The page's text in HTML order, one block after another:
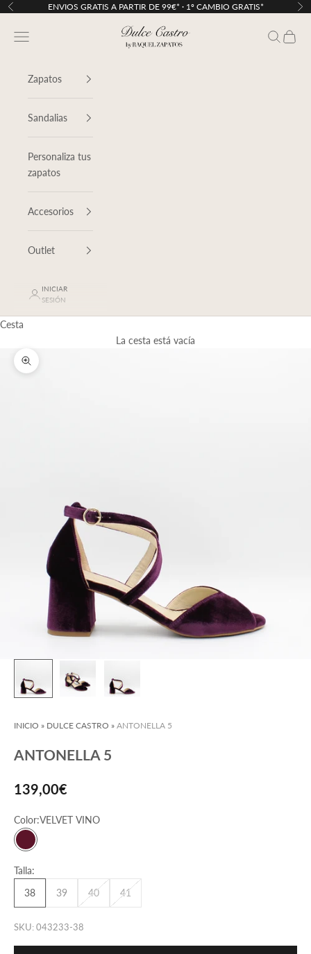
Ir al contenido
Anterior ENVIOS GRATIS A PARTIR DE 99€* · 1º CAMBIO GRATIS*
Dulce Castro
Menú Buscar
Cesta
Zapatos
Sandalias
Personaliza tus
zapatos
Accesorios
Outlet
INICIAR
SESIÓN
Cesta
La cesta está vacía
Zoom
INICIO » DULCE CASTRO » ANTONELLA 5
ANTONELLA 5
Precio de oferta
139,00€
Color:VELVET VINO
VELVET VINO
Talla:
38
39 40 41
SKU: 043233-38